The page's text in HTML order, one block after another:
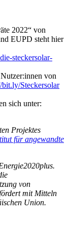
2022“ von
EUPD steht hier
steckersolar-
von
bit.ly/Steckersolar
sich unter:
Projektes
für angewandte
von
mit Mitteln
Union.